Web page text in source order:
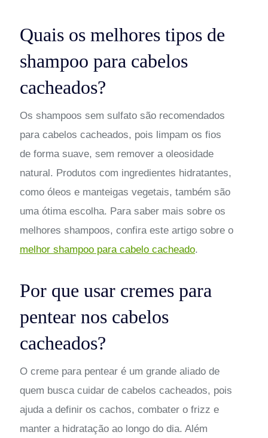
Quais os melhores tipos de
shampoo para cabelos
cacheados?
Os shampoos sem sulfato são recomendados
para cabelos cacheados, pois limpam os fios
de forma suave, sem remover a oleosidade
natural. Produtos com ingredientes hidratantes,
como óleos e manteigas vegetais, também são
uma ótima escolha. Para saber mais sobre os
melhores shampoos, confira este artigo sobre o
melhor shampoo para cabelo cacheado.
Por que usar cremes para
pentear nos cabelos
cacheados?
O creme para pentear é um grande aliado de
quem busca cuidar de cabelos cacheados, pois
ajuda a definir os cachos, combater o frizz e
manter a hidratação ao longo do dia. Além